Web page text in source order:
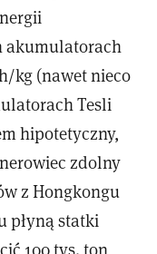
akumulatorach
kg (nawet nieco
Tesli
hipotetyczny,
zdolny
z Hongkongu
płyną statki
100 tys. ton